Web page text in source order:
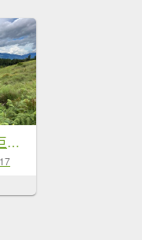
【羅馬縱走】山林巨木饗宴，夏季避暑的縱走路線